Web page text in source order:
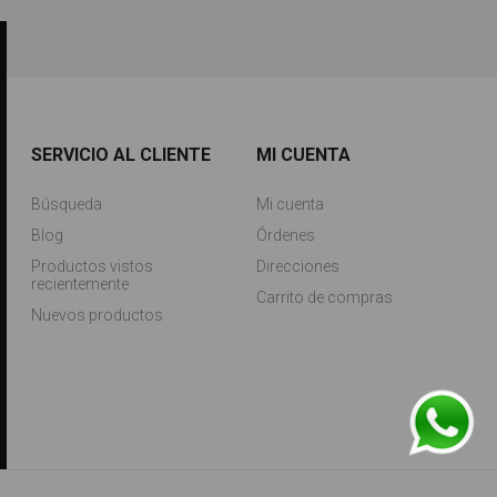
SERVICIO AL CLIENTE
Búsqueda
Blog
Productos vistos
recientemente
Nuevos productos
MI CUENTA
Mi cuenta
Órdenes
Direcciones
Carrito de compras